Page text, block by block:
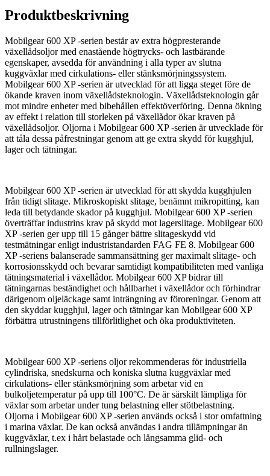
Produktbeskrivning
Mobilgear 600 XP -serien består av extra högpresterande
växellådsoljor med enastående högtrycks- och lastbärande
egenskaper, avsedda för användning i alla typer av slutna
kuggväxlar med cirkulations- eller stänksmörjningssystem.
Mobilgear 600 XP -serien är utvecklad för att ligga steget före de
ökande kraven inom växellådsteknologin. Växellådsteknologin går
mot mindre enheter med bibehållen effektöverföring. Denna ökning
av effekt i relation till storleken på växellådor ökar kraven på
växellådsoljor. Oljorna i Mobilgear 600 XP -serien är utvecklade för
att tåla dessa påfrestningar genom att ge extra skydd för kugghjul,
lager och tätningar.
Mobilgear 600 XP -serien är utvecklad för att skydda kugghjulen
från tidigt slitage. Mikroskopiskt slitage, benämnt mikropitting, kan
leda till betydande skador på kugghjul. Mobilgear 600 XP -serien
överträffar industrins krav på skydd mot lagerslitage. Mobilgear 600
XP -serien ger upp till 15 gånger bättre slitageskydd vid
testmätningar enligt industristandarden FAG FE 8. Mobilgear 600
XP -seriens balanserade sammansättning ger maximalt slitage- och
korrosionsskydd och bevarar samtidigt kompatibiliteten med vanliga
tätningsmaterial i växellådor. Mobilgear 600 XP bidrar till
tätningarnas beständighet och hållbarhet i växellådor och förhindrar
därigenom oljeläckage samt inträngning av föroreningar. Genom att
den skyddar kugghjul, lager och tätningar kan Mobilgear 600 XP
förbättra utrustningens tillförlitlighet och öka produktiviteten.
Mobilgear 600 XP -seriens oljor rekommenderas för industriella
cylindriska, snedskurna och koniska slutna kuggväxlar med
cirkulations- eller stänksmörjning som arbetar vid en
bulkoljetemperatur på upp till 100°C. De är särskilt lämpliga för
växlar som arbetar under tung belastning eller stötbelastning.
Oljorna i Mobilgear 600 XP -serien används också i stor omfattning
i marina växlar. De kan också användas i andra tillämpningar än
kuggväxlar, t.ex i hårt belastade och långsamma glid- och
rullningslager.